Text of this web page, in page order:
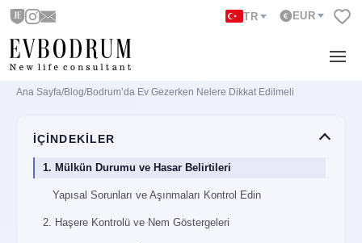
TR EUR
Ana Sayfa/Blog/Bodrum’da Ev Gezerken Nelere Dikkat Edilmeli
İÇİNDEKİLER
1. Mülkün Durumu ve Hasar Belirtileri
Yapısal Sorunları ve Aşınmaları Kontrol Edin
2. Haşere Kontrolü ve Nem Göstergeleri